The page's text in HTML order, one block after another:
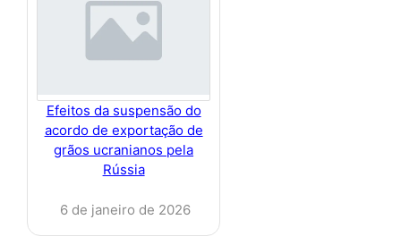
Efeitos da suspensão do
acordo de exportação de
grãos ucranianos pela
Rússia
6 de janeiro de 2026